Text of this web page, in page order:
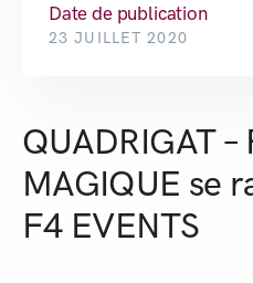
Date de publication
23 JUILLET 2020
QUADRIGAT –
MAGIQUE se
F4 EVENTS